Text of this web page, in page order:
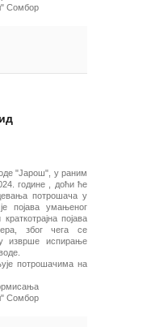
Сомбор
"Јарош", у раним
године , доћи ће
потрошача у
појава умањеног
појава
због чега се
изврше
испирање
потрошачима на
Сомбор